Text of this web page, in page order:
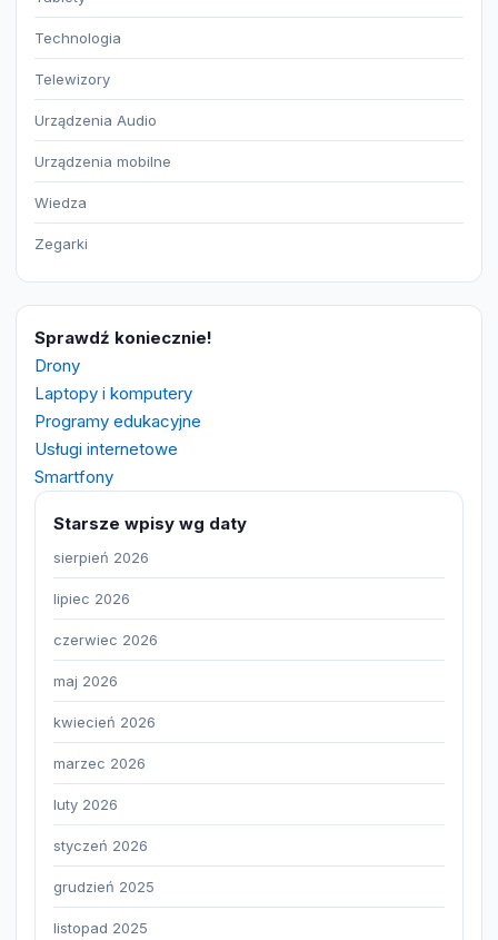
Technologia
Telewizory
Urządzenia Audio
Urządzenia mobilne
Wiedza
Zegarki
Sprawdź koniecznie!
Drony
Laptopy i komputery
Programy edukacyjne
Usługi internetowe
Smartfony
Starsze wpisy wg daty
sierpień 2026
lipiec 2026
czerwiec 2026
maj 2026
kwiecień 2026
marzec 2026
luty 2026
styczeń 2026
grudzień 2025
listopad 2025